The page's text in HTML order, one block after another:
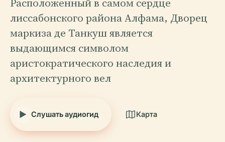
лиссабонского района Алфама, Дворец
маркиза де Танкуш является
выдающимся символом
аристократического наследия и
архитектурного вел
Слушать аудиогид Карта